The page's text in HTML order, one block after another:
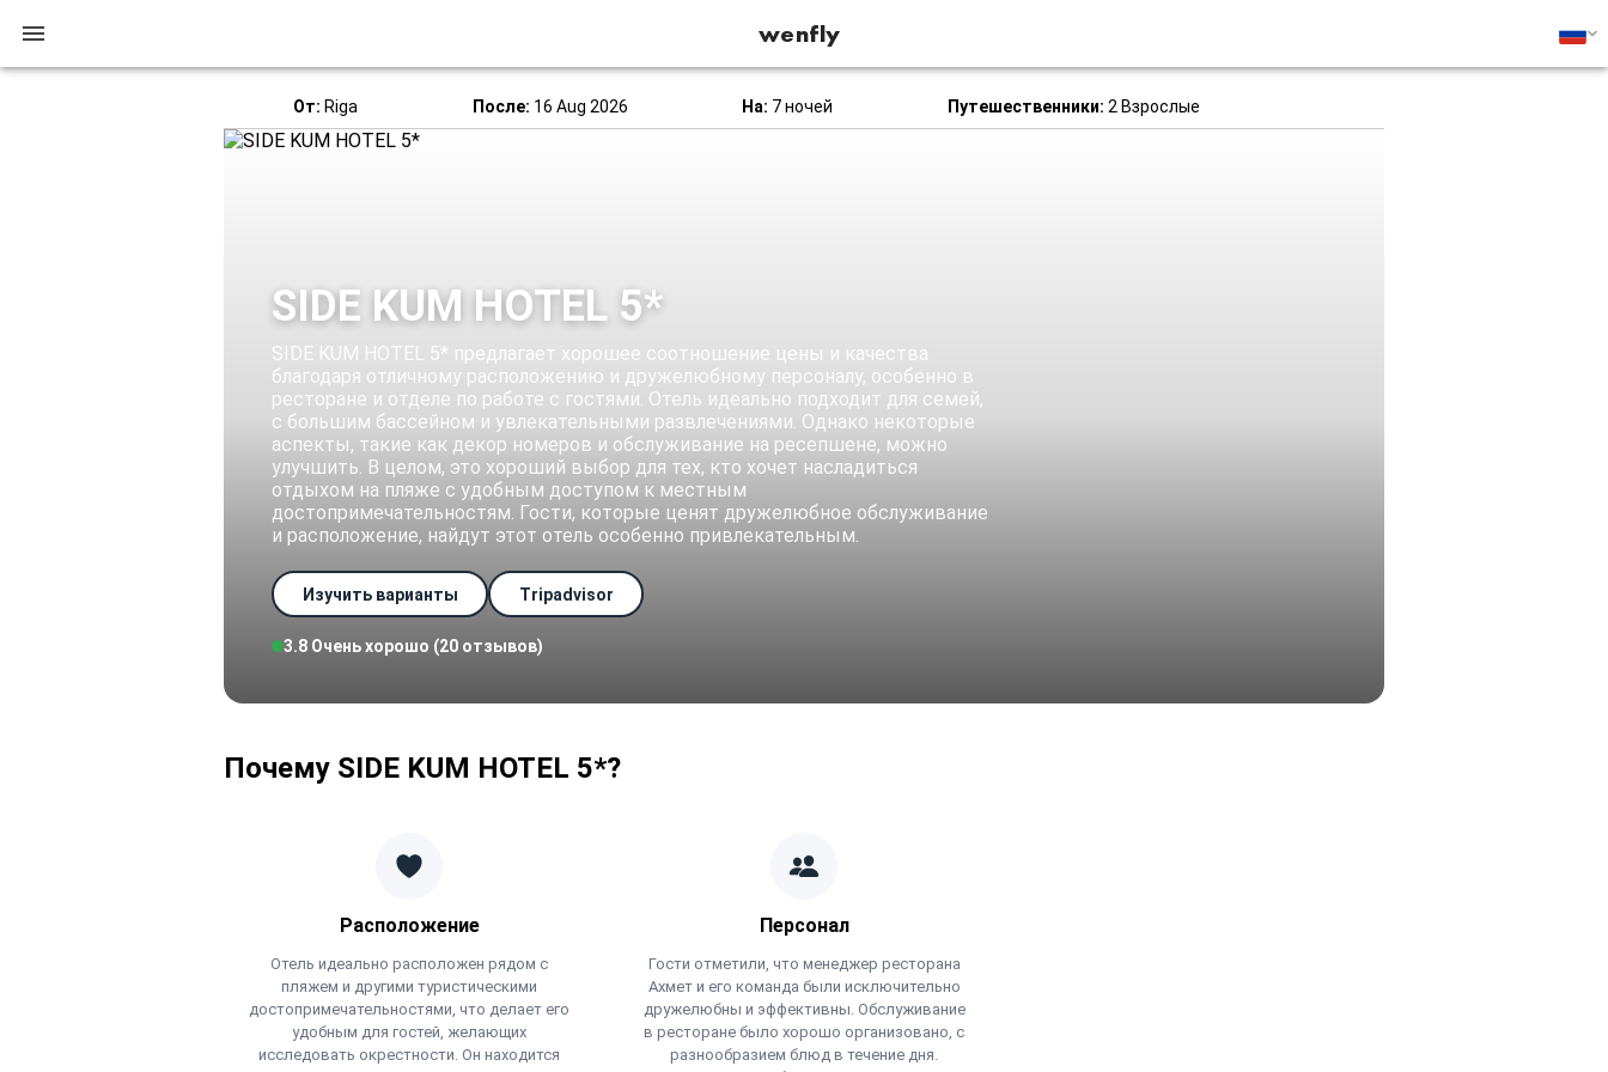
wenfly
От: Riga После: 16 Aug 2026 На: 7 ночей Путешественники: 2 Взрослые
SIDE KUM HOTEL 5*
SIDE KUM HOTEL 5* предлагает хорошее соотношение цены и качества
благодаря отличному расположению и дружелюбному персоналу, особенно в
ресторане и отделе по работе с гостями. Отель идеально подходит для семей,
с большим бассейном и увлекательными развлечениями. Однако некоторые
аспекты, такие как декор номеров и обслуживание на ресепшене, можно
улучшить. В целом, это хороший выбор для тех, кто хочет насладиться
отдыхом на пляже с удобным доступом к местным
достопримечательностям. Гости, которые ценят дружелюбное обслуживание
и расположение, найдут этот отель особенно привлекательным.
Изучить варианты Tripadvisor
3.8 Очень хорошо (20 отзывов)
Почему SIDE KUM HOTEL 5*?
Расположение
Отель идеально расположен рядом с
пляжем и другими туристическими
достопримечательностями, что делает его
удобным для гостей, желающих
исследовать окрестности. Он находится
Персонал
Гости отметили, что менеджер ресторана
Ахмет и его команда были исключительно
дружелюбны и эффективны. Обслуживание
в ресторане было хорошо организовано, с
разнообразием блюд в течение дня.